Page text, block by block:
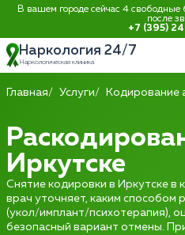
В вашем городе сейчас 4
после
+7 (395)
Наркология 24/7
Наркологическая клиника
Главная Услуги Кодирование
Иркутске
Снятие кодировки в Иркутске в
врач уточняет, каким способом
(укол/имплант/психотерапия),
безопасный вариант отмены.